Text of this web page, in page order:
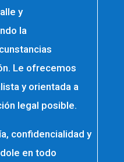
y
la
Le ofrecemos
y orientada a
legal posible.
confidencialidad y
en todo